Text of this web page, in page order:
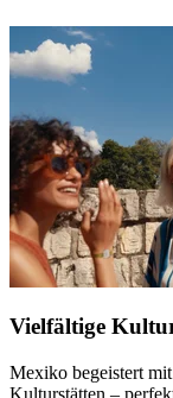
Vielfältige
Mexiko begeistert
Kulturstätten –